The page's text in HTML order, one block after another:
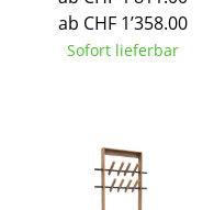
Nachttische &
Uhren
ab CHF 1’358.00
Sofort lieferbar